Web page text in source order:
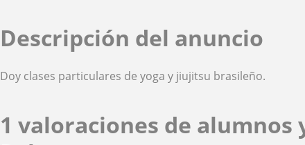
Descripción del anuncio
Doy clases particulares de yoga y jiujitsu brasileño.
1 valoraciones de alumnos